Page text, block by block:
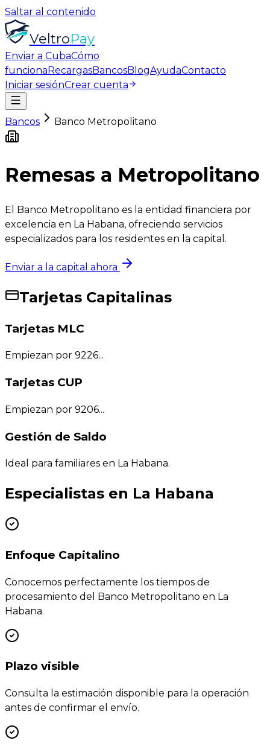
Saltar al contenido
VeltroPay
Enviar a CubaCómo
funcionaRecargasBancosBlogAyudaContacto
Iniciar sesiónCrear cuenta
Bancos Banco Metropolitano
Remesas a Metropolitano
El Banco Metropolitano es la entidad financiera por
excelencia en La Habana, ofreciendo servicios
especializados para los residentes en la capital.
Enviar a la capital ahora
Tarjetas Capitalinas
Tarjetas MLC
Empiezan por 9226...
Tarjetas CUP
Empiezan por 9206...
Gestión de Saldo
Ideal para familiares en La Habana.
Especialistas en La Habana
Enfoque Capitalino
Conocemos perfectamente los tiempos de
procesamiento del Banco Metropolitano en La
Habana.
Plazo visible
Consulta la estimación disponible para la operación
antes de confirmar el envío.